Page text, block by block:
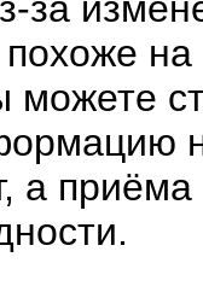
за
похоже
а